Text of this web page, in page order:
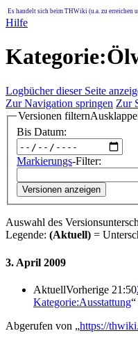
Es handelt sich beim THWiki (u.a. zu erreichen
Hilfe
Logbücher dieser Seite
Zur Navigation springen Zur
Versionen filtern
Bis Datum:
Markierungs-Filter:
Versionen anzeigen
Auswahl des
Legende: (Aktuell) =
3. April 2009
AktuellVorherige 21:50
Kategorie:Ausstattung“
Abgerufen von „https://